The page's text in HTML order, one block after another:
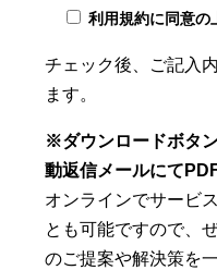
利用規約に同意の
チェック後、ご記入
ます。
※ダウンロードボタ
動返信メールにて
オンラインでサービ
とも可能ですので、
のご提案や解決策を